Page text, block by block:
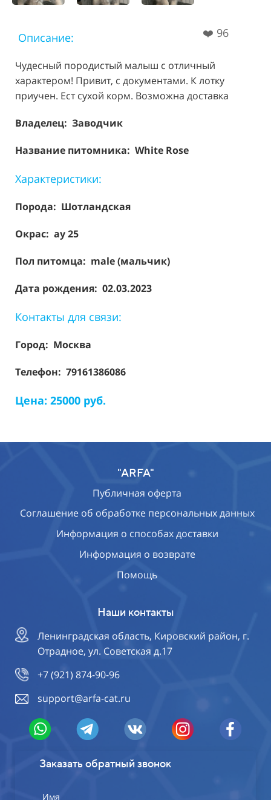
Описание: ❤️ 96
Чудесный породистый малыш с отличный
характером! Привит, с документами. К лотку
приучен. Ест сухой корм. Возможна доставка
Владелец: Заводчик
Название питомника: White Rose
Характеристики:
Порода: Шотландская
Окрас: ay 25
Пол питомца: male (мальчик)
Дата рождения: 02.03.2023
Контакты для связи:
Город: Москва
Телефон: 79161386086
Цена: 25000 руб.
"ARFA"
Публичная оферта
Соглашение об обработке персональных данных
Информация о способах доставки
Информация о возврате
Помощь
Наши контакты
Ленинградская область, Кировский район, г.
Отрадное, ул. Советская д.17
+7 (921) 874-90-96
support@arfa-cat.ru
Заказать обратный звонок
Имя